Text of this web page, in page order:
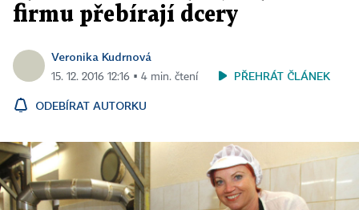
firmu přebírají dcery
Veronika Kudrnová
15. 12. 2016 12:16 ▪ 4 min. čtení PŘEHRÁT ČLÁNEK
ODEBÍRAT AUTORKU